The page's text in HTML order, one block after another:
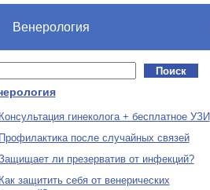
Венерология
поиска
Консультация гинеколога + бесплатное УЗИ
Профилактика после случайных связей
ли презерватив от инфекций?
Как защитить себя от венерических